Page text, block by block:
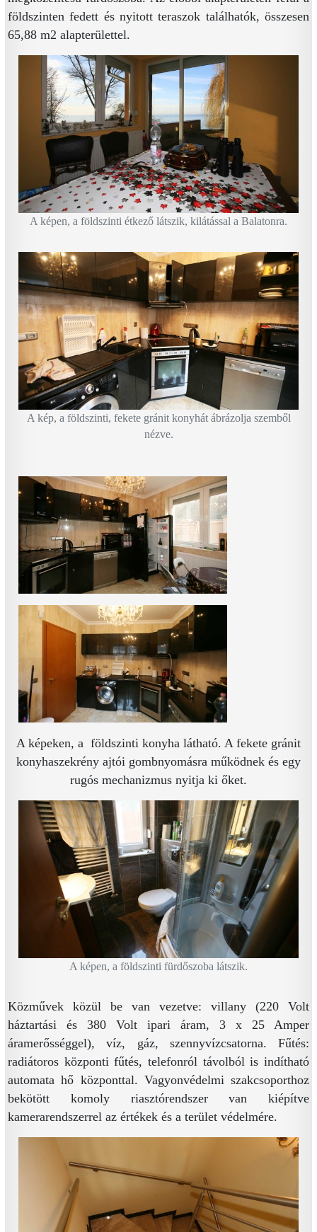
földszinten fedett és nyitott teraszok találhatók, összesen
65,88 m2 alapterülettel.
A képen, a földszinti étkező látszik, kilátással a Balatonra.
A kép, a földszinti, fekete gránit konyhát ábrázolja szemből
nézve.
A képeken, a földszinti konyha látható. A fekete gránit
konyhaszekrény ajtói gombnyomásra működnek és egy
rugós mechanizmus nyitja ki őket.
A képen, a földszinti fürdőszoba látszik.
Közművek közül be van vezetve: villany (220 Volt
háztartási és 380 Volt ipari áram, 3 x 25 Amper
áramerősséggel), víz, gáz, szennyvízcsatorna. Fűtés:
radiátoros központi fűtés, telefonról távolból is indítható
automata hő központtal. Vagyonvédelmi szakcsoporthoz
bekötött komoly riasztórendszer van kiépítve
kamerarendszerrel az értékek és a terület védelmére.